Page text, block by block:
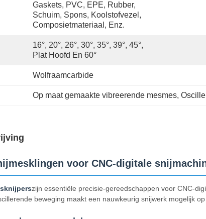
Gaskets, PVC, EPE, Rubber,
Schuim, Spons, Koolstofvezel,
Composietmateriaal, Enz.
16°, 20°, 26°, 30°, 35°, 39°, 45°,
Plat Hoofd En 60°
Wolfraamcarbide
Op maat gemaakte vibreerende mesmes,
voor CNC-digitale
zijn essentiële precisie-gereedschappen voor CNC-
beweging maakt een nauwkeurig snijwerk mogelijk